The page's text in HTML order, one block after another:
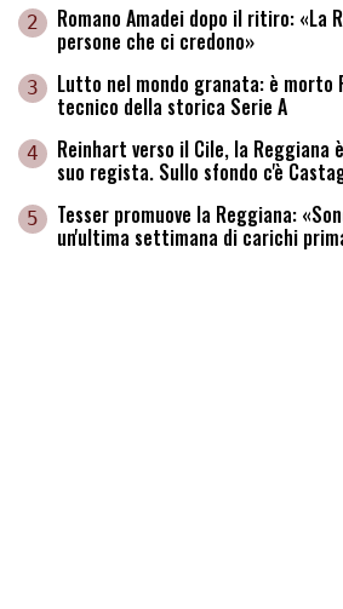
2 Romano Amadei dopo il ritiro: «La
persone che ci credono»
3 Lutto nel mondo granata: è morto
tecnico della storica Serie A
4 Reinhart verso il Cile, la
suo regista. Sullo sfondo c'è
5 Tesser promuove la Reggiana:
un'ultima settimana di carichi